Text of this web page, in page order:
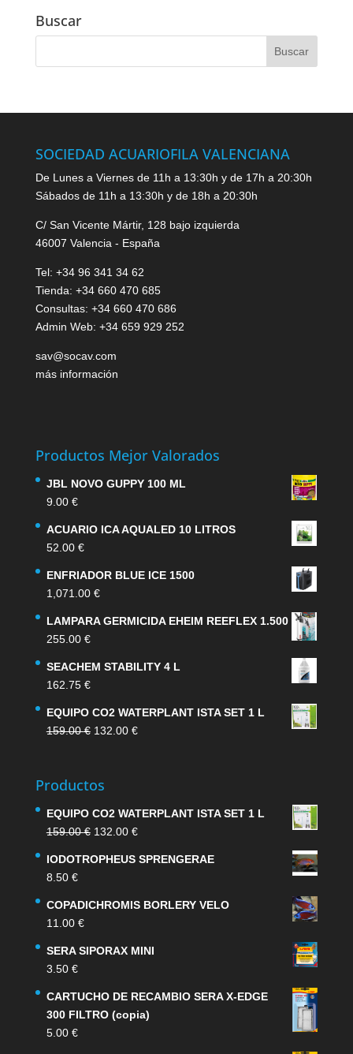
Buscar
SOCIEDAD ACUARIOFILA VALENCIANA
De Lunes a Viernes de 11h a 13:30h y de 17h a 20:30h
Sábados de 11h a 13:30h y de 18h a 20:30h
C/ San Vicente Mártir, 128 bajo izquierda
46007 Valencia - España
Tel: +34 96 341 34 62
Tienda: +34 660 470 685
Consultas: +34 660 470 686
Admin Web: +34 659 929 252
sav@socav.com
más información
Productos Mejor Valorados
JBL NOVO GUPPY 100 ML
9.00 €
ACUARIO ICA AQUALED 10 LITROS
52.00 €
ENFRIADOR BLUE ICE 1500
1,071.00 €
LAMPARA GERMICIDA EHEIM REEFLEX 1.500
255.00 €
SEACHEM STABILITY 4 L
162.75 €
EQUIPO CO2 WATERPLANT ISTA SET 1 L
159.00€ El
era:
132.00 €El
Productos
EQUIPO CO2 WATERPLANT ISTA SET 1 L
159.00€ El
original
159.00 €.
132.00 €El
actual
132.00 €.
IODOTROPHEUS SPRENGERAE
8.50 €
COPADICHROMIS BORLERY VELO
11.00 €
SERA SIPORAX MINI
3.50 €
CARTUCHO DE RECAMBIO SERA X-EDGE
300 FILTRO (copia)
5.00 €